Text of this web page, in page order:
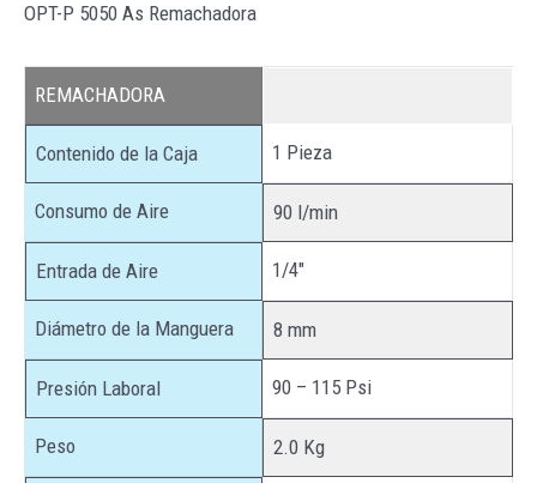
OPT-P 5050 As Remachadora
REMACHADORA
Contenido de la Caja 1 Pieza
Consumo de Aire 90 l/min
Entrada de Aire 1/4″
Diámetro de la Manguera 8 mm
Presión Laboral 90 – 115 Psi
Peso 2.0 Kg